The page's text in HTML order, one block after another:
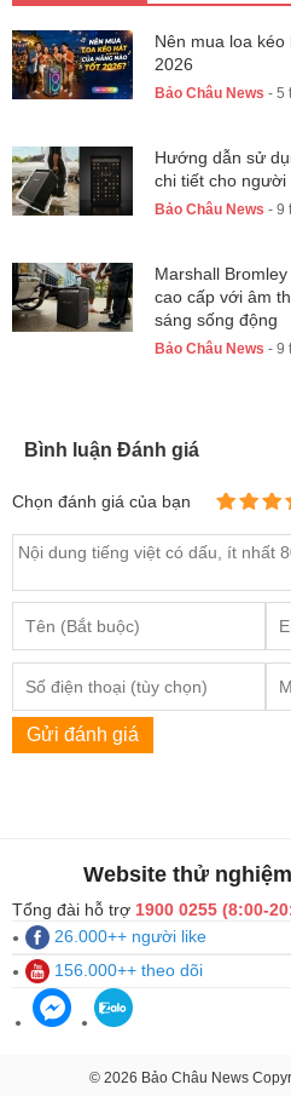
Nên mua loa
2026
Bảo Châu News - 5
Hướng dẫn sử
chi tiết cho người
Bảo Châu News - 9
Marshall
cao cấp với âm
sáng sống động
Bảo Châu News - 9
Bình luận Đánh giá
Chọn đánh giá của bạn
Gửi đánh giá
Website thử nghiệm
Tổng đài hỗ trợ 1900 0255 (8:00-
26.000++ người like
156.000++ theo dõi
© 2026 Bảo Châu News